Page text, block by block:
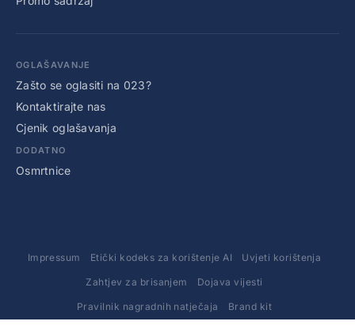
OGLAŠAVANJE
Zašto se oglasiti na 023?
Kontaktirajte nas
Cjenik oglašavanja
DODATNO
Osmrtnice
Impressum Etički kodeks za korištenje AI Uvjeti korištenja
Zahtjev za brisanjem Dojava vijesti
Pravilnik nagradnih natječaja Brand kit